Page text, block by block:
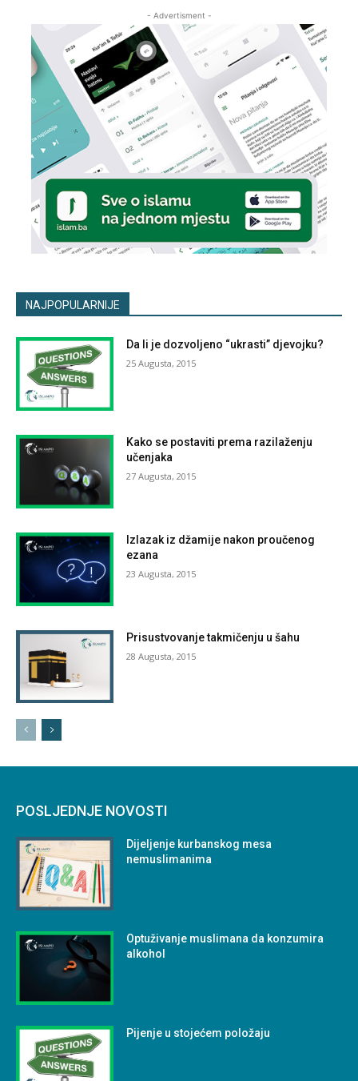
- Advertisment -
NAJPOPULARNIJE
Da li je dozvoljeno “ukrasti” djevojku?
25 Augusta, 2015
Kako se postaviti prema razilaženju
učenjaka
27 Augusta, 2015
Izlazak iz džamije nakon proučenog
ezana
23 Augusta, 2015
Prisustvovanje takmičenju u šahu
28 Augusta, 2015
POSLJEDNJE NOVOSTI
Dijeljenje kurbanskog mesa
nemuslimanima
Optuživanje muslimana da konzumira
alkohol
Pijenje u stojećem položaju